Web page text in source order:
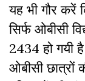
यह भी गौर
सिर्फ ओबीसी
2434 हो गयी
ओबीसी छात्रों